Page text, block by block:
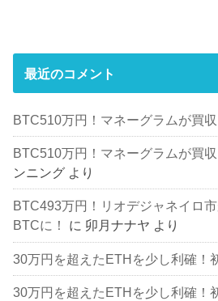
最近のコメント
BTC510万円！マネーグラムが買収
BTC510万円！マネーグラムが買収
ンニング より
BTC493万円！リオデジャネイロ
BTCに！
に 卯月ナナヤ より
30万円を超えたETHを少し利確！
30万円を超えたETHを少し利確！